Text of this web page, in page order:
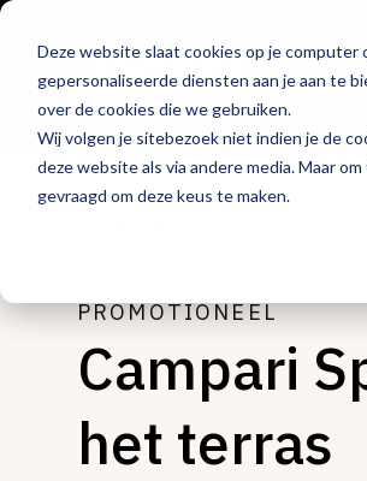
Deze website slaat cookies op je
gepersonaliseerde diensten aan je aan te
over de cookies die we gebruiken.
Wij volgen je sitebezoek niet indien je de
deze website als via andere media. Maar
gevraagd om deze keus te maken.
Hét
de
PROMOTIONEEL
Campari
het terras